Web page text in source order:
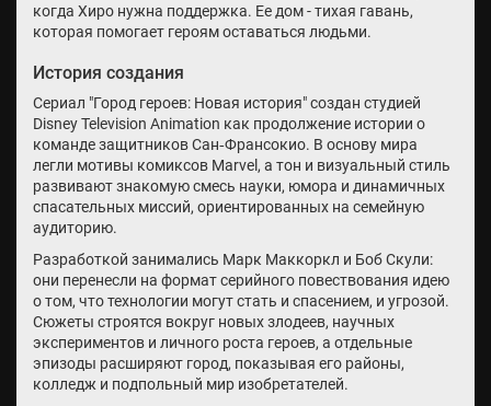
когда Хиро нужна поддержка. Ее дом - тихая гавань,
которая помогает героям оставаться людьми.
История создания
Сериал "Город героев: Новая история" создан студией
Disney Television Animation как продолжение истории о
команде защитников Сан‑Франсокио. В основу мира
легли мотивы комиксов Marvel, а тон и визуальный стиль
развивают знакомую смесь науки, юмора и динамичных
спасательных миссий, ориентированных на семейную
аудиторию.
Разработкой занимались Марк Маккоркл и Боб Скули:
они перенесли на формат серийного повествования идею
о том, что технологии могут стать и спасением, и угрозой.
Сюжеты строятся вокруг новых злодеев, научных
экспериментов и личного роста героев, а отдельные
эпизоды расширяют город, показывая его районы,
колледж и подпольный мир изобретателей.